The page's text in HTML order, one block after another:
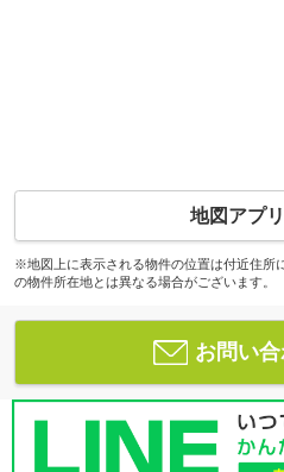
地図アプ
※地図上に表示される物件の位置は付近住所
の物件所在地とは異なる場合がございます。
お問い